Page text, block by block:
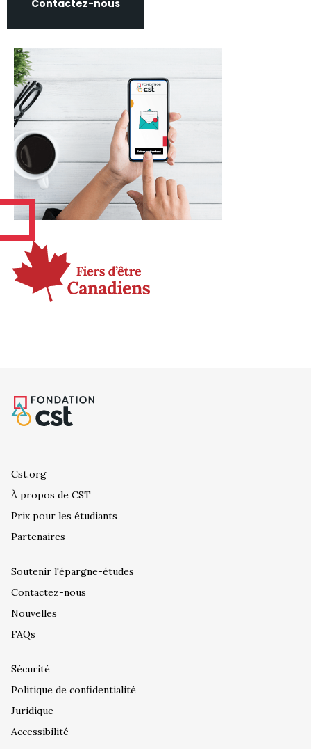
Contactez-nous
Cst.org
À propos de CST
Prix pour les étudiants
Partenaires
Soutenir l'épargne-études
Contactez-nous
Nouvelles
FAQs
Sécurité
Politique de confidentialité
Juridique
Accessibilité